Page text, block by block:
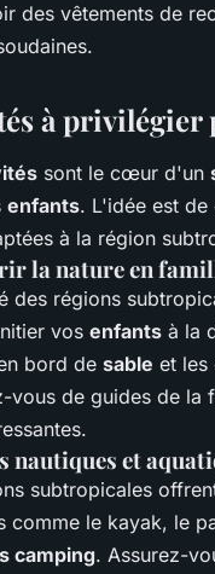
des vêtements de
à privilégier
sont le cœur d'un
enfants. L'idée est
à la région
la nature en
des régions
vos enfants à la
bord de sable et les
vous de guides de la
nautiques et
subtropicales
comme le kayak, le
camping. Assurez-